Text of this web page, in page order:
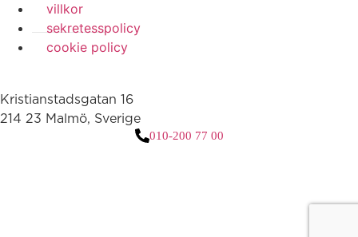
villkor
sekretesspolicy
cookie policy
Kristianstadsgatan 16
214 23 Malmö, Sverige
010-200 77 00